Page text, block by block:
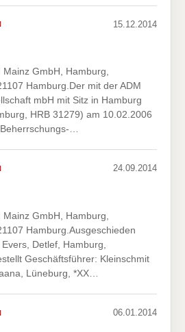
15.12.2014
Mainz GmbH, Hamburg,
Hamburg.Der mit der ADM
mbH mit Sitz in Hamburg
HRB 31279) am 10.02.2006
…
24.09.2014
GmbH, Hamburg,
Hamburg.Ausgeschieden
Detlef, Hamburg,
Geschäftsführer: Kleinschmit
Lüneburg, *XX…
06.01.2014